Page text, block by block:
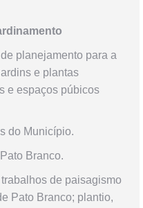
planejamento para a
e plantas
e espaços púbicos
do Município.
Branco.
de paisagismo
Pato Branco; plantio,